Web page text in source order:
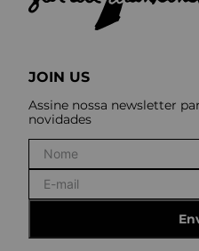
JOIN US
Assine nossa newsletter
novidades